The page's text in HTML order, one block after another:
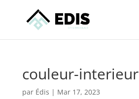
couleur-interieur
par Édis | Mar 17, 2023